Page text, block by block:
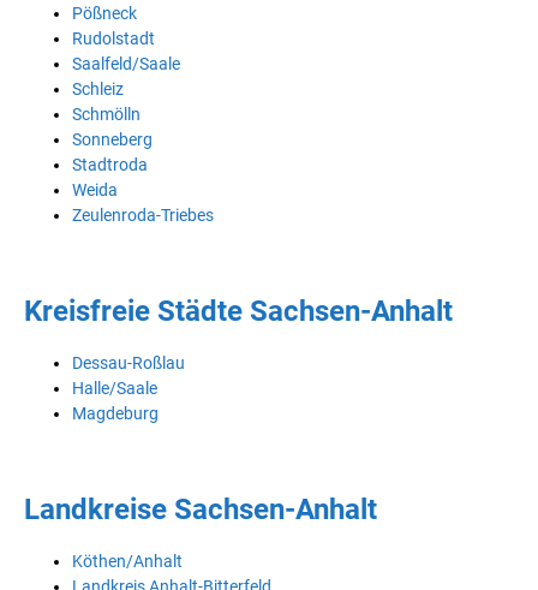
Pößneck
Rudolstadt
Saalfeld/Saale
Schleiz
Schmölln
Sonneberg
Stadtroda
Weida
Zeulenroda-Triebes
Kreisfreie Städte Sachsen-Anhalt
Dessau-Roßlau
Halle/Saale
Magdeburg
Landkreise Sachsen-Anhalt
Köthen/Anhalt
Landkreis Anhalt-Bitterfeld